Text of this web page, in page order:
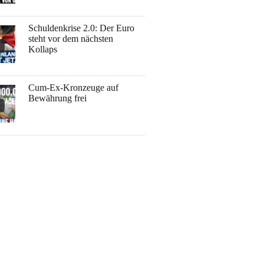
Schuldenkrise 2.0: Der Euro
steht vor dem nächsten
Kollaps
Cum-Ex-Kronzeuge auf
Bewährung frei